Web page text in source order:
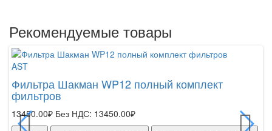
Рекомендуемые товары
AST
Фильтра Шакман WP12 полный комплект
фильтров
13450.00₽ Без НДС: 13450.00₽